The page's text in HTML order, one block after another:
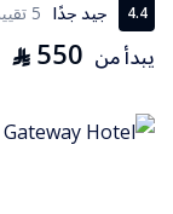
4.4 جيد جدًا 5 تقييمات
يبدأ من 550
⃁